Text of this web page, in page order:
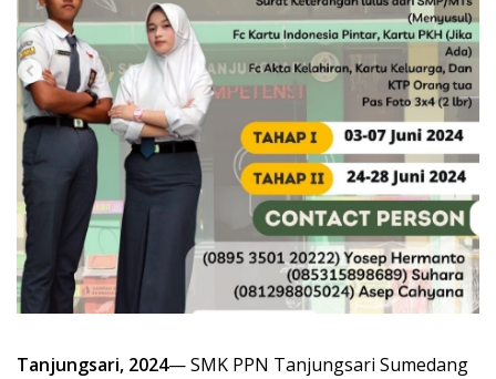
Tanjungsari, 2024— SMK PPN Tanjungsari Sumedang